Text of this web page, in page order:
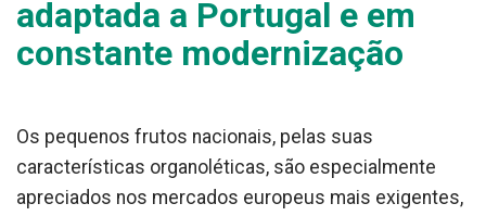
adaptada a Portugal e em
constante modernização
Os pequenos frutos nacionais, pelas suas
características organoléticas, são especialmente
apreciados nos mercados europeus mais exigentes,